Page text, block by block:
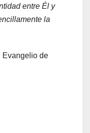
entre Él y
la
Evangelio de